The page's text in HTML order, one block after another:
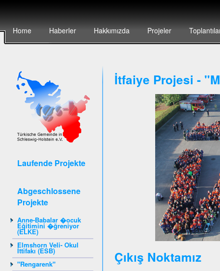
Home Haberler Hakkımızda Projeler
Laufende Projekte
Abgeschlossene
Projekte
Anne-Babalar �ocuk
Eğitimini �ğreniyor
(ELKE)
Elmshorn Veli- Okul
İttifakı (ESB)
"Rengarenk"
İtfaiye Projesi -
Çıkış Noktamız